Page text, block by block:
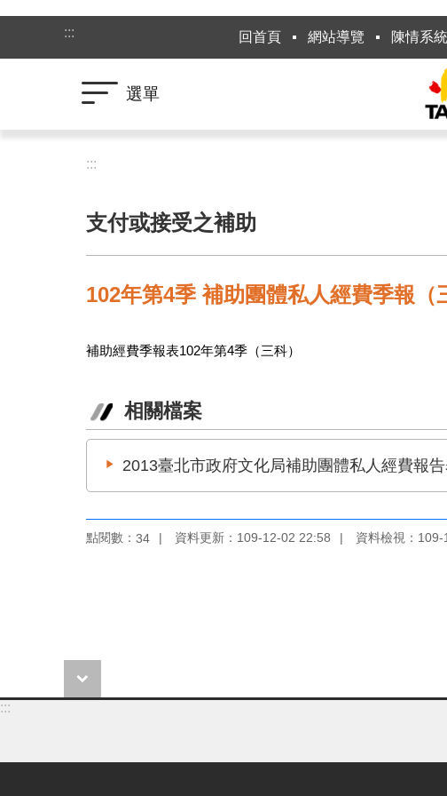
跳到主要內容區塊
:::
回首頁 網站導覽 陳情系統
選單
:::
支付或接受之補助
102年第4季 補助團體私人經費季報（
補助經費季報表102年第4季（三科）
相關檔案
2013臺北市政府文化局補助團體私人經費報
點閱數： 34 資料更新：109-12-02 22:58 資料檢視：
:::